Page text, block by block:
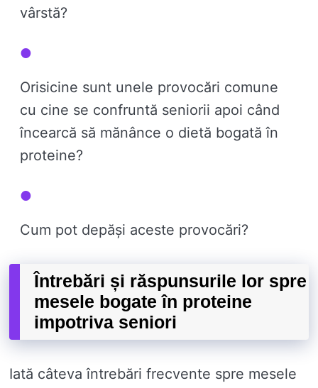
vârstă?
Orisicine sunt unele provocări comune
cu cine se confruntă seniorii apoi când
încearcă să mănânce o dietă bogată în
proteine?
Cum pot depăși aceste provocări?
Întrebări și răspunsurile lor spre
mesele bogate în proteine ​​
impotriva seniori
Iată câteva întrebări frecvente spre mesele